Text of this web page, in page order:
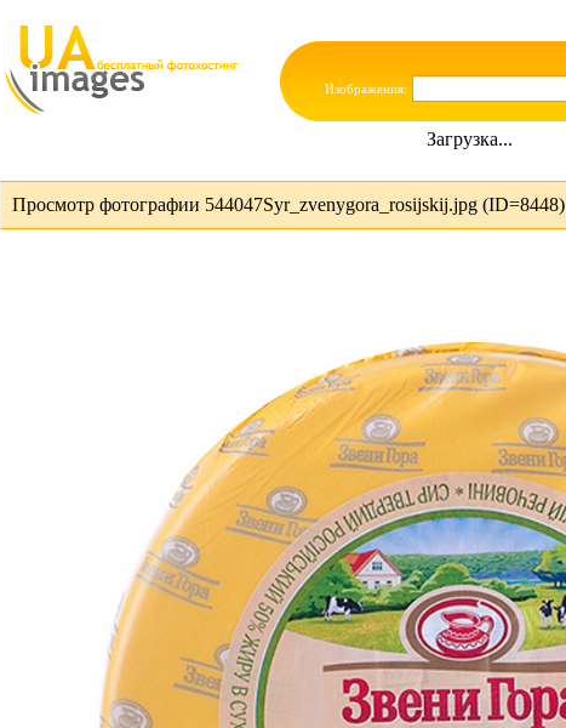
Изображения:
Загрузка...
Просмотр фотографии 544047Syr_zvenygora_rosijskij.jpg (ID=8448)